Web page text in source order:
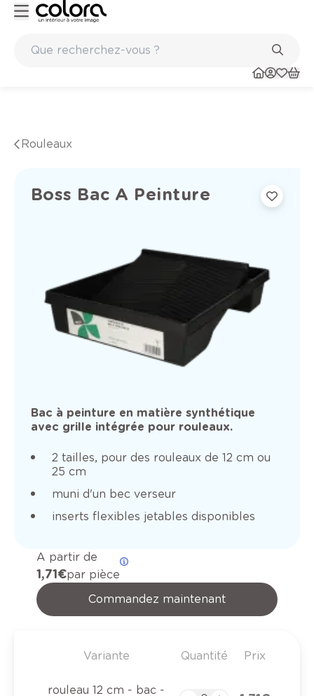
Rouleaux
Boss Bac A Peinture
Bac à peinture en matière synthétique
avec grille intégrée pour rouleaux.
2 tailles, pour des rouleaux de 12 cm ou
25 cm
muni d'un bec verseur
inserts flexibles jetables disponibles
A partir de
1,71 €par pièce
Commandez maintenant
Variante Quantité Prix
rouleau 12 cm - bac -